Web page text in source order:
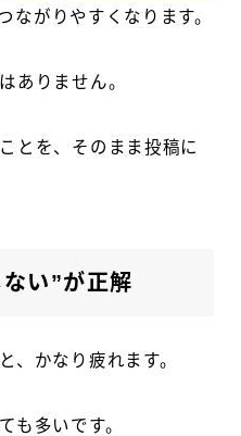
ながりやすくなります。
ありません。
とを、そのまま投稿に
い”が正解
、かなり疲れます。
も多いです。